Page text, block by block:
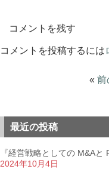
コメントを残す
コメントを投稿するには
« 前
最近の投稿
『経営戦略としての M&A
2024年10月4日